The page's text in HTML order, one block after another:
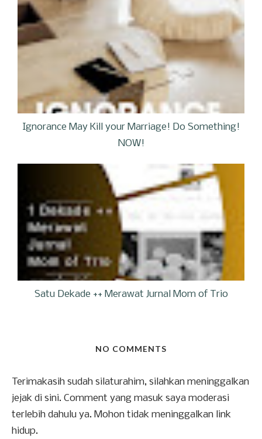
Ignorance May Kill your Marriage! Do Something!
NOW!
Satu Dekade ++ Merawat Jurnal Mom of Trio
NO COMMENTS
Terimakasih sudah silaturahim, silahkan meninggalkan
jejak di sini. Comment yang masuk saya moderasi
terlebih dahulu ya. Mohon tidak meninggalkan link
hidup.